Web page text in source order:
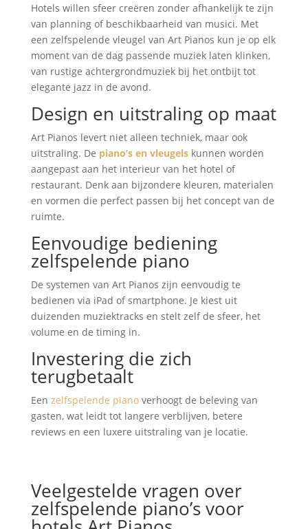
Hotels willen sfeer creëren zonder afhankelijk te zijn
van planning of beschikbaarheid van musici. Met
een zelfspelende vleugel van Art Pianos kun je op elk
moment van de dag passende muziek laten klinken,
van rustige achtergrondmuziek bij het ontbijt tot
elegante jazz in de avond.
Design en uitstraling op maat
Art Pianos levert niet alleen techniek, maar ook
uitstraling. De piano’s en vleugelskunnen worden
aangepast aan het interieur van het hotel of
restaurant. Denk aan bijzondere kleuren, materialen
en vormen die perfect passen bij het concept van de
ruimte.
Eenvoudige bediening
zelfspelende piano
De systemen van Art Pianos zijn eenvoudig te
bedienen via iPad of smartphone. Je kiest uit
duizenden muziektracks en stelt zelf de sfeer, het
volume en de timing in.
Investering die zich
terugbetaalt
Een zelfspelende pianoverhoogt de beleving van
gasten, wat leidt tot langere verblijven, betere
reviews en een luxere uitstraling van je locatie.
Veelgestelde vragen over
zelfspelende piano’s voor